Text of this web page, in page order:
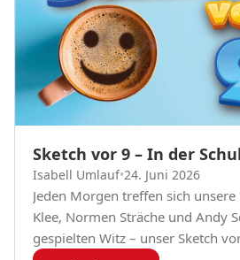
Sketch vor 9 – In der
Isabell Umlauf•24. Juni 2026
Jeden Morgen treffen sich
Klee, Normen Sträche und Andy
gespielten Witz – unser Sketch